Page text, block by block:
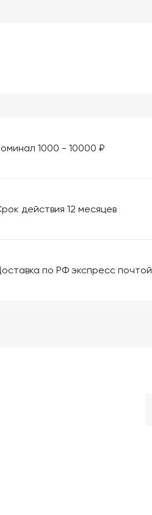
1000 - 10000 ₽
действия 12 месяцев
по РФ экспресс почтой